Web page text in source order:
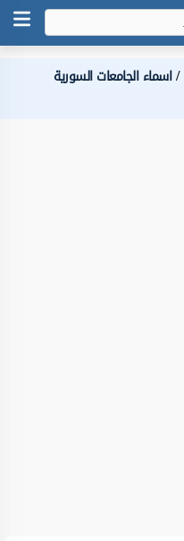
اسماء الجامعات السورية